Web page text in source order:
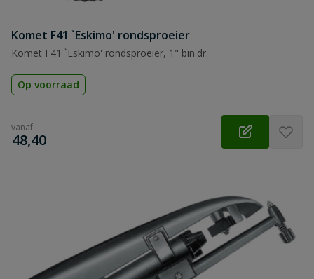
Komet F41 `Eskimo' rondsproeier
Komet F41 `Eskimo' rondsproeier, 1" bin.dr.
Op voorraad
vanaf
€
48,40